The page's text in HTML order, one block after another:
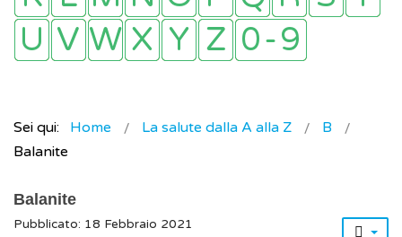
Sei qui: Home La salute dalla A alla Z
B
Balanite
Balanite
Pubblicato: 18 Febbraio 2021